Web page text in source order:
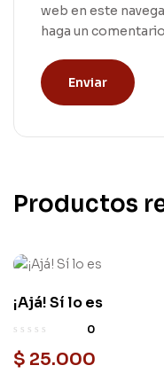
web en este
haga un
Productos
¡Ajá! Sí lo es
0
$ 25.000